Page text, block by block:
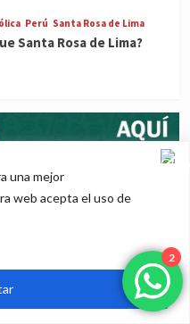
una mejor
web acepta el uso de
Perú Santa Rosa de Lima
Santa Rosa de Lima?
2